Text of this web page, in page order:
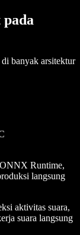
banyak arsitektur
Runtime,
langsung
aktivitas suara,
suara langsung